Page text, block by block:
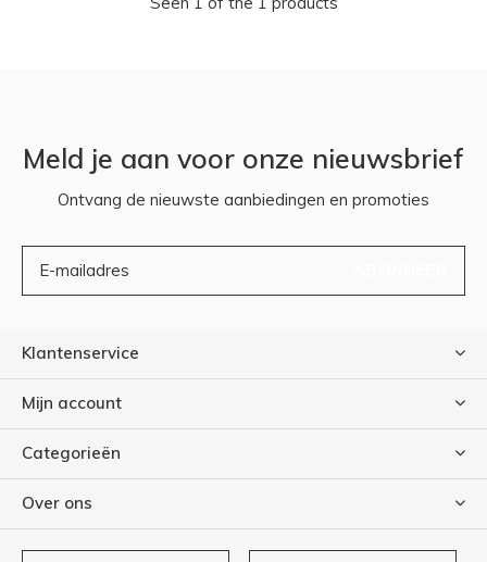
Meld je aan voor onze nieuwsbrief
Ontvang de nieuwste aanbiedingen en promoties
Klantenservice
Mijn account
Categorieën
Over ons